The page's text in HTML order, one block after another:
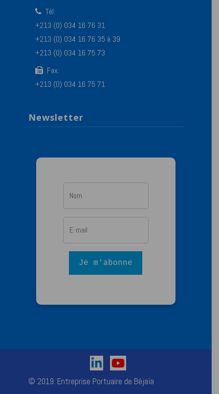
Tél:
+213 (0) 034 16 76 31
+213 (0) 034 16 76 35 à 39
+213 (0) 034 16 75 73
Fax:
+213 (0) 034 16 75 71
Newsletter
Je m'abonne
© 2019. Entreprise Portuaire de Béjaïa